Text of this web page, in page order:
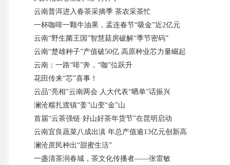
云南普洱进入春茶采摘季 茶农采茶忙
一杯咖啡一颗牛油果，孟连春节“吸金”近2亿元
云南“野生菌王国”智慧菇房破解“季节密码”
云南“楚雄种子”产值破50亿 高原种业芯力量崛起
云南：一路“啡”奔，“咖”位跃升
花田传来“芯”喜事！
云品“亮相”云南两会 人大代表“晒单”话振兴
澜沧糯扎渡镇“姜”山变“金”山
首届“云茶强链·好山好茶年货节”在昆明启动
云南宜良蔬菜八成出滇 年总产值逾13亿元创新高
澜沧蔗民种出“甜蜜生活”
一盏清茶润春城，茶文化传播者——张雷敏